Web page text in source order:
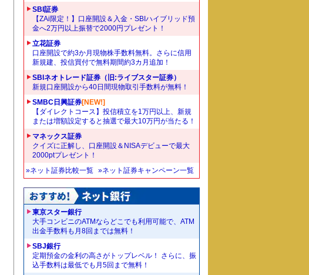
SBI証券
【ZAi限定！】口座開設＆入金・SBIハイブリッド預
金へ2万円以上振替で2000円プレゼント！
立花証券
口座開設で約3か月現物株手数料無料。さらに信用
新規建、投信買付で無料期間約3カ月追加！
SBIネオトレード証券（旧:ライブスター証券）
新規口座開設から40日間現物取引手数料が無料！
SMBC日興証券[NEW!]
【ダイレクトコース】投信積立を1万円以上、新規
または増額設定すると抽選で最大10万円が当たる！
マネックス証券
クイズに正解し、口座開設＆NISAデビューで最大
2000ptプレゼント！
»ネット証券比較一覧 »ネット証券キャンペーン一覧
東京スター銀行
大手コンビニのATMならどこでも利用可能で、ATM
出金手数料も月8回までは無料！
SBJ銀行
定期預金の金利の高さがトップレベル！ さらに、振
込手数料は最低でも月5回まで無料！